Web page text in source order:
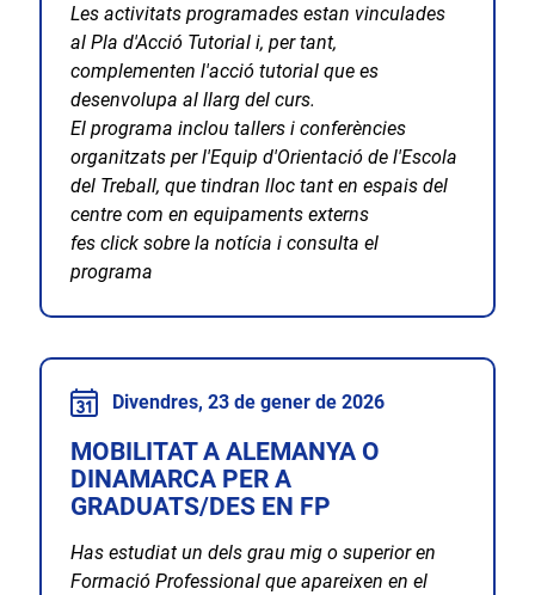
Les activitats programades estan vinculades
al Pla d'Acció Tutorial i, per tant,
complementen l'acció tutorial que es
desenvolupa al llarg del curs.
El programa inclou tallers i conferències
organitzats per l'Equip d'Orientació de l'Escola
del Treball, que tindran lloc tant en espais del
centre com en equipaments externs
fes click sobre la notícia i consulta el
programa
Divendres, 23 de gener de 2026
MOBILITAT A ALEMANYA O
DINAMARCA PER A
GRADUATS/DES EN FP
Has estudiat un dels grau mig o superior en
Formació Professional que apareixen en el